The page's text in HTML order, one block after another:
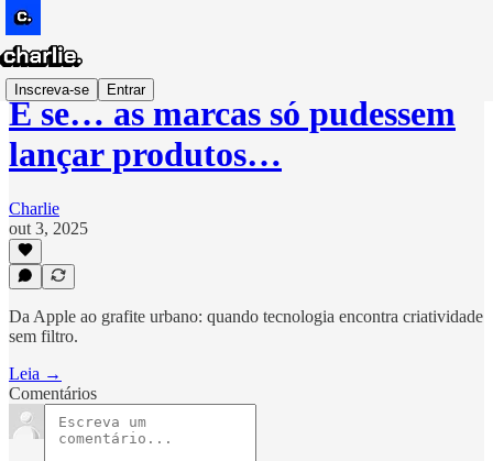
Inscreva-se Entrar
E se… as marcas só pudessem
lançar produtos…
Charlie
out 3, 2025
Da Apple ao grafite urbano: quando tecnologia encontra criatividade
sem filtro.
Leia →
Comentários